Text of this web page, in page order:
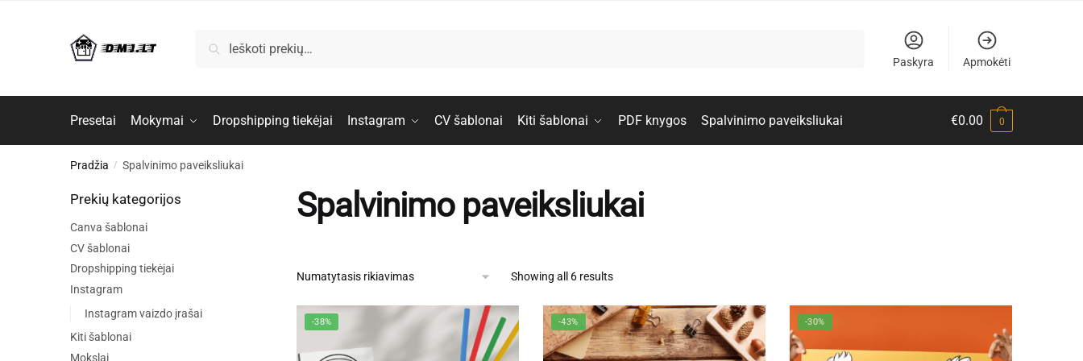
Ieškoti
Paskyra Apmokėti
Presetai Mokymai Dropshipping tiekėjai Instagram CV šablonai Kiti šablonai PDF knygos Spalvinimo paveiksliukai €0.00 0
Pradžia / Spalvinimo paveiksliukai
Spalvinimo paveiksliukai
Showing all 6 results
-38% -43% -30%
Prekių kategorijos
Canva šablonai
CV šablonai
Dropshipping tiekėjai
Instagram
Instagram vaizdo įrašai
Kiti šablonai
Mokslai